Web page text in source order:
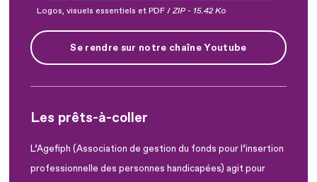
Logos, visuels essentiels et PDF /ZIP - 15.42 Ko
Se rendre sur notre chaîne Youtube
Les prêts-à-coller
L’Agefiph (Association de gestion du fonds pour l’insertion
professionnelle des personnes handicapées) agit pour